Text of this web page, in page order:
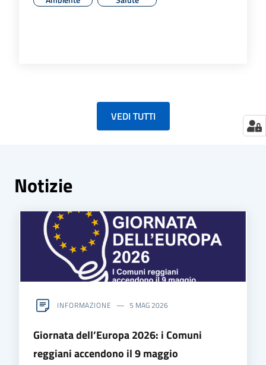
VEDI TUTTI
Notizie
INFORMAZIONE 5 MAG 2026
Giornata dell’Europa 2026: i Comuni
reggiani accendono il 9 maggio